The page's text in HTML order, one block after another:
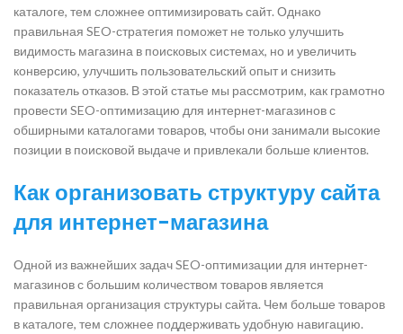
каталоге, тем сложнее оптимизировать сайт. Однако
правильная SEO-стратегия поможет не только улучшить
видимость магазина в поисковых системах, но и увеличить
конверсию, улучшить пользовательский опыт и снизить
показатель отказов. В этой статье мы рассмотрим, как грамотно
провести SEO-оптимизацию для интернет-магазинов с
обширными каталогами товаров, чтобы они занимали высокие
позиции в поисковой выдаче и привлекали больше клиентов.
Как организовать структуру сайта
для интернет-магазина
Одной из важнейших задач SEO-оптимизации для интернет-
магазинов с большим количеством товаров является
правильная организация структуры сайта. Чем больше товаров
в каталоге, тем сложнее поддерживать удобную навигацию.